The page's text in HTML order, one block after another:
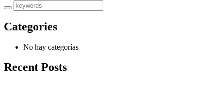
Categories
No hay categorías
Recent Posts